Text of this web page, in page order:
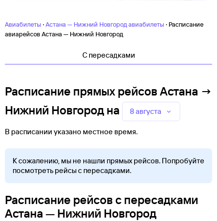
Авиабилеты ·Астана — Нижний Новгород авиабилеты · Расписание
авиарейсов Астана — Нижний Новгород
C пересадками
Расписание прямых рейсов Астана →
Нижний Новгород на 8 августа
В расписании указано местное время.
К сожалению, мы не нашли прямых рейсов. Попробуйте
посмотреть рейсы с пересадками.
Расписание рейсов с пересадками
Астана — Нижний Новгород